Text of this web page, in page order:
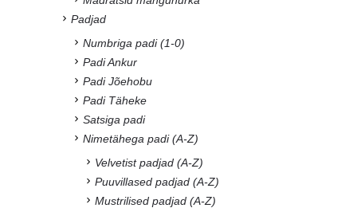
Padjad
Numbriga padi (1-0)
Padi Ankur
Padi Jõehobu
Padi Täheke
Satsiga padi
Nimetähega padi (A-Z)
Velvetist padjad (A-Z)
Puuvillased padjad (A-Z)
Mustrilised padjad (A-Z)